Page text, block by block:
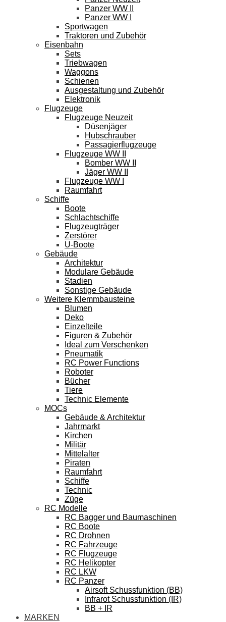
Panzer WW II
Panzer WW I
Sportwagen
Traktoren und Zubehör
Eisenbahn
Sets
Triebwagen
Waggons
Schienen
Ausgestaltung und Zubehör
Elektronik
Flugzeuge
Flugzeuge Neuzeit
Düsenjäger
Hubschrauber
Passagierflugzeuge
Flugzeuge WW II
Bomber WW II
Jäger WW II
Flugzeuge WW I
Raumfahrt
Schiffe
Boote
Schlachtschiffe
Flugzeugträger
Zerstörer
U-Boote
Gebäude
Architektur
Modulare Gebäude
Stadien
Sonstige Gebäude
Weitere Klemmbausteine
Blumen
Deko
Einzelteile
Figuren & Zubehör
Ideal zum Verschenken
Pneumatik
RC Power Functions
Roboter
Bücher
Tiere
Technic Elemente
MOCs
Gebäude & Architektur
Jahrmarkt
Kirchen
Militär
Mittelalter
Piraten
Raumfahrt
Schiffe
Technic
Züge
RC Modelle
RC Bagger und Baumaschinen
RC Boote
RC Drohnen
RC Fahrzeuge
RC Flugzeuge
RC Helikopter
RC LKW
RC Panzer
Airsoft Schussfunktion (BB)
Infrarot Schussfunktion (IR)
BB + IR
MARKEN